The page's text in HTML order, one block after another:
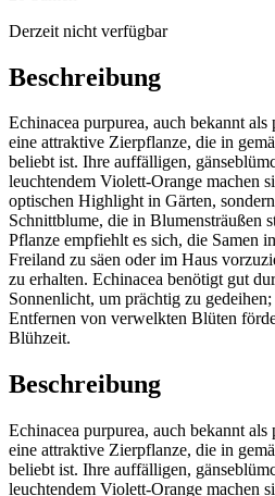
Derzeit nicht verfügbar
Beschreibung
Echinacea purpurea, auch bekannt
eine attraktive Zierpflanze, die in
beliebt ist. Ihre auffälligen,
leuchtendem Violett-Orange machen
optischen Highlight in Gärten,
Schnittblume, die in Blumensträußen
Pflanze empfiehlt es sich, die Samen
Freiland zu säen oder im Haus
zu erhalten. Echinacea benötigt gut
Sonnenlicht, um prächtig zu
Entfernen von verwelkten Blüten
Blühzeit.
Beschreibung
Echinacea purpurea, auch bekannt
eine attraktive Zierpflanze, die in
beliebt ist. Ihre auffälligen,
leuchtendem Violett-Orange machen